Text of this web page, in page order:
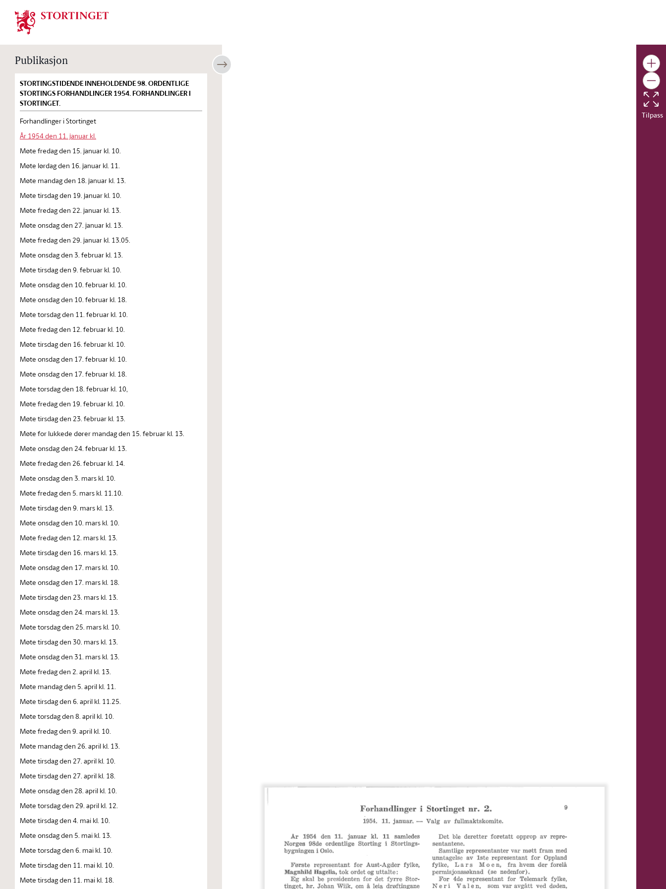
Stortinget.no
Publikasjon
STORTINGSTIDENDE INNEHOLDENDE 98. ORDENTLIGE
STORTINGS FORHANDLINGER 1954. FORHANDLINGER I
STORTINGET.
Forhandlinger i Stortinget
År 1954 den 11. januar kl.
Møte fredag den 15. januar kl. 10.
Møte lørdag den 16. januar kl. 11.
Møte mandag den 18. januar kl. 13.
Møte tirsdag den 19. januar kl. 10.
Møte fredag den 22. januar kl. 13.
Møte onsdag den 27. januar kl. 13.
Møte fredag den 29. januar kl. 13.05.
Møte onsdag den 3. februar kl. 13.
Møte tirsdag den 9. februar kl. 10.
Møte onsdag den 10. februar kl. 10.
Møte onsdag den 10. februar kl. 18.
Møte torsdag den 11. februar kl. 10.
Møte fredag den 12. februar kl. 10.
Møte tirsdag den 16. februar kl. 10.
Møte onsdag den 17. februar kl. 10.
Møte onsdag den 17. februar kl. 18.
Møte torsdag den 18. februar kl. 10,
Møte fredag den 19. februar kl. 10.
Møte tirsdag den 23. februar kl. 13.
Møte for lukkede dører mandag den 15. februar kl. 13.
Møte onsdag den 24. februar kl. 13.
Møte fredag den 26. februar kl. 14.
Møte onsdag den 3. mars kl. 10.
Møte fredag den 5. mars kl. 11.10.
Møte tirsdag den 9. mars kl. 13.
Møte onsdag den 10. mars kl. 10.
Møte fredag den 12. mars kl. 13.
Møte tirsdag den 16. mars kl. 13.
Møte onsdag den 17. mars kl. 10.
Møte onsdag den 17. mars kl. 18.
Møte tirsdag den 23. mars kl. 13.
Møte onsdag den 24. mars kl. 13.
Møte torsdag den 25. mars kl. 10.
Møte tirsdag den 30. mars kl. 13.
Møte onsdag den 31. mars kl. 13.
Møte fredag den 2. april kl. 13.
Møte mandag den 5. april kl. 11.
Møte tirsdag den 6. april kl. 11.25.
Møte torsdag den 8. april kl. 10.
Møte fredag den 9. april kl. 10.
Møte mandag den 26. april kl. 13.
Møte tirsdag den 27. april kl. 10.
Møte tirsdag den 27. april kl. 18.
Møte onsdag den 28. april kl. 10.
Møte torsdag den 29. april kl. 12.
Møte tirsdag den 4. mai kl. 10.
Møte onsdag den 5. mai kl. 13.
Møte torsdag den 6. mai kl. 10.
Møte tirsdag den 11. mai kl. 10.
Møte tirsdag den 11. mai kl. 18.